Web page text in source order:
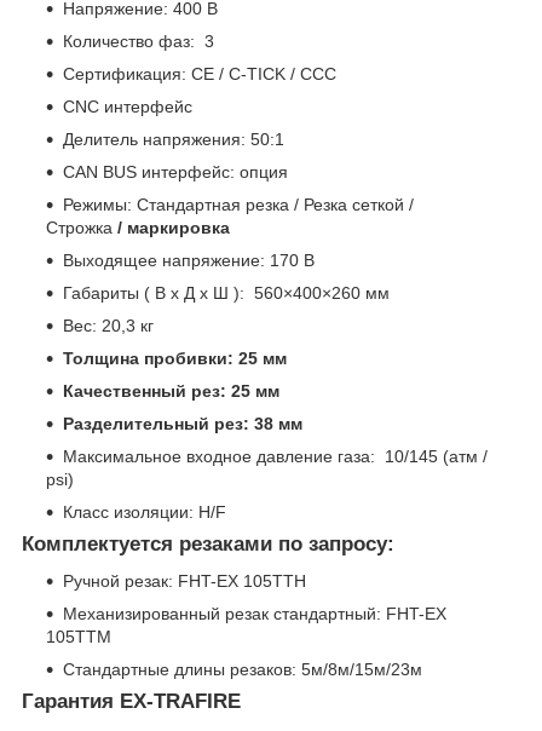
Напряжение: 400 В
Количество фаз: 3
Сертификация: CE / C-TICK / CCC
CNC интерфейс
Делитель напряжения: 50:1
CAN BUS интерфейс: опция
Режимы: Стандартная резка / Резка сеткой /
Строжка / маркировка
Выходящее напряжение: 170 В
Габариты ( В x Д x Ш ): 560×400×260 мм
Вес: 20,3 кг
Толщина пробивки: 25 мм
Качественный рез: 25 мм
Разделительный рез: 38 мм
Максимальное входное давление газа: 10/145 (атм /
psi)
Класс изоляции: H/F
Комплектуется резаками по запросу:
Ручной резак: FHT-EX 105ТТH
Механизированный резак стандартный: FHT-EX
105TTM
Стандартные длины резаков: 5м/8м/15м/23м
Гарантия EX-TRAFIRE